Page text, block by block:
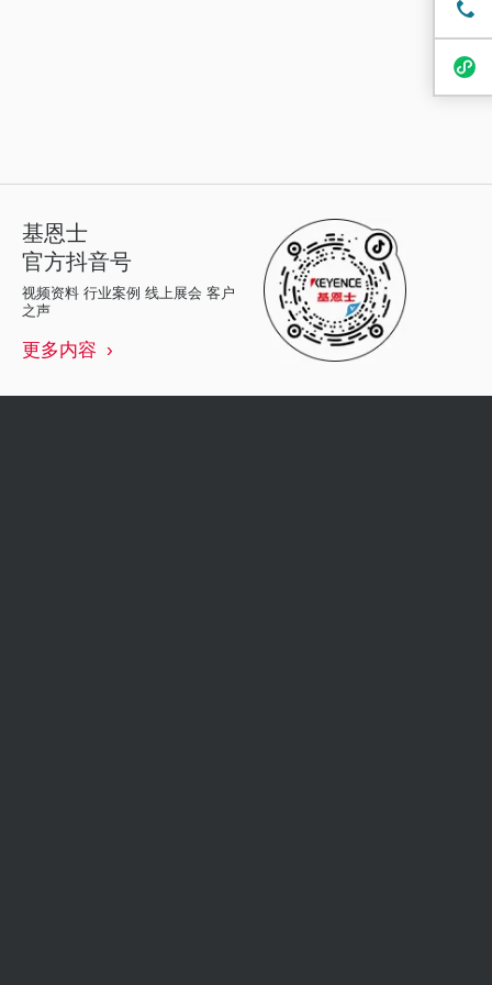
基恩士
官方抖音号
视频资料 行业案例 线上展会 客户
之声
更多内容